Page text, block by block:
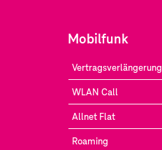
Mobilfunk
Vertragsverlängerung
WLAN Call
Allnet Flat
Roaming